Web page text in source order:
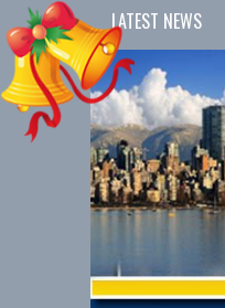
LATEST NEWS